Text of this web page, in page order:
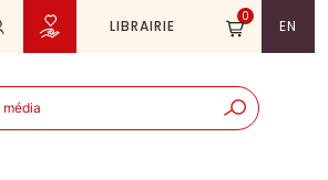
EN
0
LIBRAIRIE